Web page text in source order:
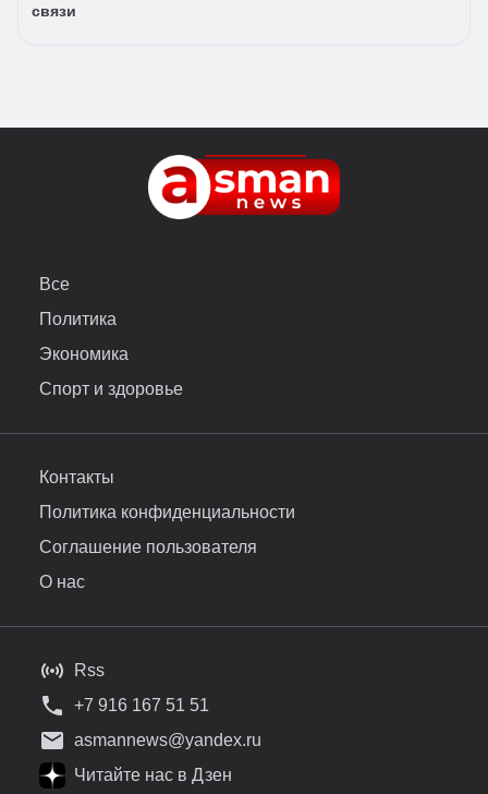
связи
Все
Политика
Экономика
Спорт и здоровье
Контакты
Политика конфиденциальности
Соглашение пользователя
О нас
Rss
+7 916 167 51 51
asmannews@yandex.ru
Читайте нас в Дзен